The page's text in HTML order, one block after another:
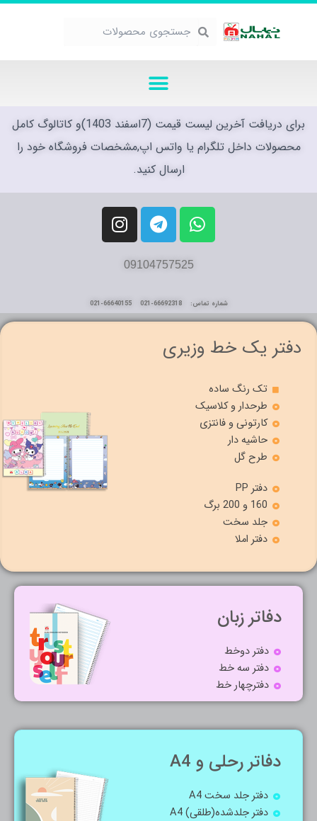
پرش
جستجوجستجو
منو
برای دریافت آخرین لیست قیمت (7اسفند 1403)و کاتالوگ کامل
محصولات داخل تلگرام یا واتس اپ,مشخصات فروشگاه خود را
ارسال کنید.
W
h
a
t
a
p
p
T
e
l
e
r
a
I
n
s
g
r
09104757525
شماره تماس: 66692318-021 66640155-021
دفتر یک خط وزیری
تک رنگ ساده
طرحدار و کلاسیک
کارتونی و فانتزی
حاشیه دار
طرح گل
دفتر PP
160 و 200 برگ
جلد سخت
دفتر املا
دفاتر زبان
دفتر دوخط
دفتر سه خط
دفترچهار خط
دفاتر رحلی و A4
دفتر جلد سخت A4
دفتر جلدشده(طلقی) A4